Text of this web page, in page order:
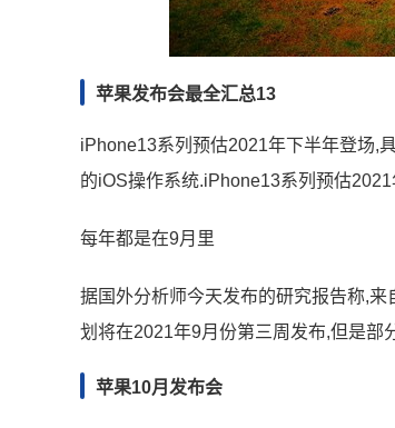
苹果发布会最全汇总13
iPhone13系列预估2021年下半年登场,
的iOS操作系统.iPhone13系列预估2021
每年都是在9月里
据国外分析师今天发布的研究报告称,
划将在2021年9月份第三周发布,但是部
苹果10月发布会